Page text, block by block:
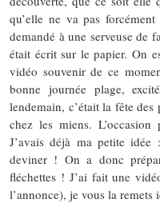
qu’elle ne va pas
demandé à une serveuse de
était écrit sur le papier. On
vidéo souvenir de ce
bonne journée plage,
lendemain, c’était la fête des
chez les miens.
J’avais déjà ma petite
deviner ! On a donc
fléchettes ! J’ai fait une
l’annonce), je vous la remets